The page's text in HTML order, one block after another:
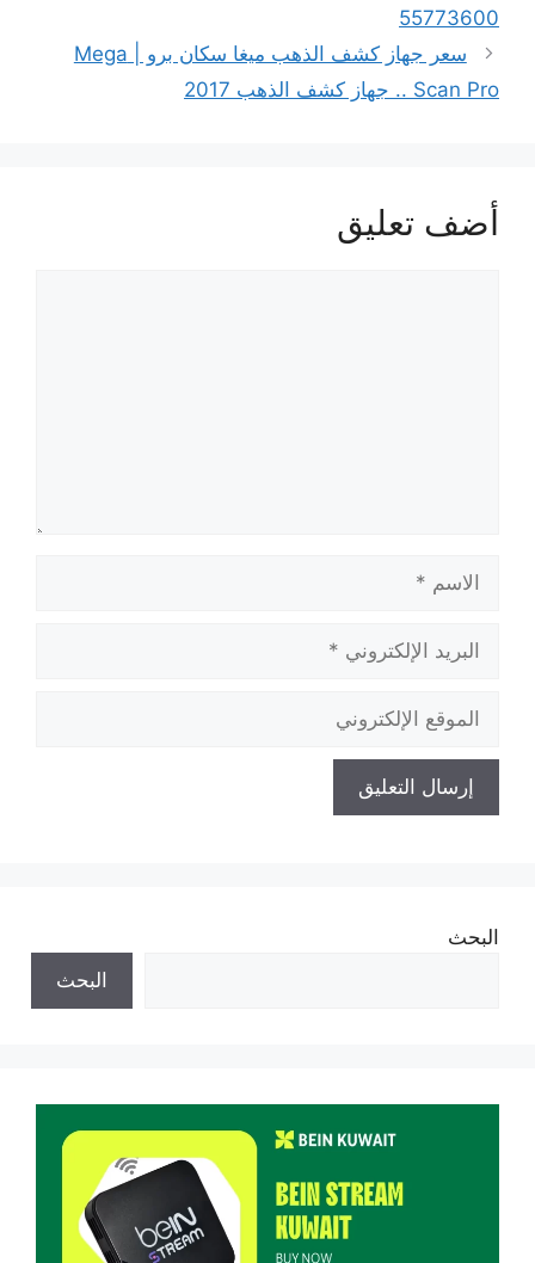
55773600
سعر جهاز كشف الذهب ميغا سكان برو | Mega
Scan Pro .. جهاز كشف الذهب 2017
أضف تعليق
الاسم
البريد
الإلكتروني
الموقع
الإلكتروني
البحث
البحث